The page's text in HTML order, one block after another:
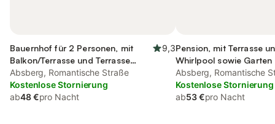
Bauernhof für 2 Personen, mit
Balkon/Terrasse und Terrasse
sowie Garten und Sauna
9,3
Absberg, Romantische Straße
Kostenlose Stornierung
ab48 €pro Nacht
Pension, mit Terrasse
Whirlpool sowie Garten
Absberg, Romantische
Kostenlose Stornierung
ab53 €pro Nacht